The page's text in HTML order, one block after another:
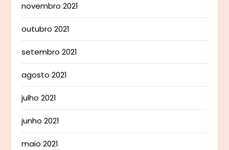
novembro 2021
outubro 2021
setembro 2021
agosto 2021
julho 2021
junho 2021
maio 2021